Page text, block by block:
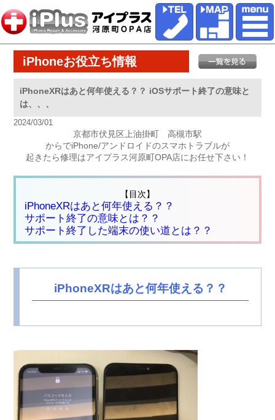
iPhoneお役立ち情報
iPhoneXRはあと何年使える？？ iOSサポート終了の意味と
は、、、
2024/03/01
京都市伏見区上油掛町 高槻市駅
からでiPhone/アンドロイドのスマホトラブルが
起きたら修理はアイプラス河原町OPA店にお任せ下さい！
【目次】
iPhoneXRはあと何年使える？？
サポート終了の意味とは？？
サポート終了した端末の使い道とは？？
iPhoneXRはあと何年使える？？